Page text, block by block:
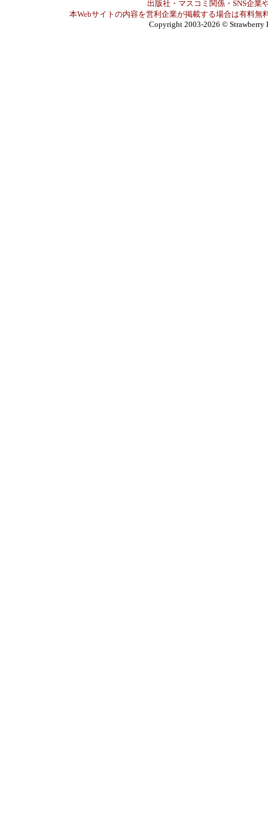
出版社・マスコミ関係・SNS企業
本Webサイトの内容を営利企業が掲載する場合は有料無
Copyright 2003-2026 © Strawberry